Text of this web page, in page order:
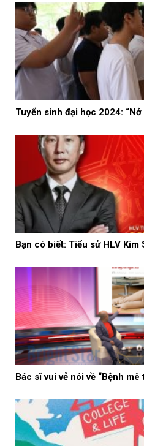
Tuyển sinh đại học 2024:
Bạn có biết: Tiểu sử HLV Kim
Bác sĩ vui vẻ nói về “Bệnh mê